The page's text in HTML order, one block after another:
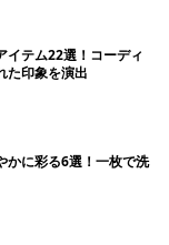
イテム22選！コーディ
た印象を演出
かに彩る6選！一枚で洗